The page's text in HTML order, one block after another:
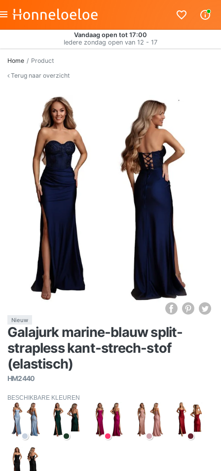
Vandaag open tot 17:00
Iedere zondag open van 12 - 17
Home
Product
Terug naar overzicht
Nieuw
Galajurk marine-blauw split-
strapless kant-strech-stof
(elastisch)
HM2440
BESCHIKBARE KLEUREN